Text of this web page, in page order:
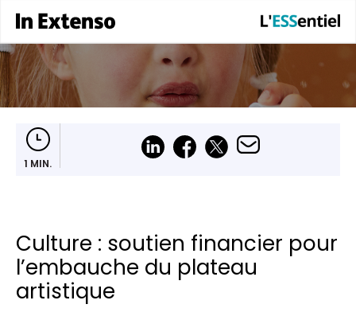
1 MIN.
Culture : soutien financier pour
l’embauche du plateau
artistique